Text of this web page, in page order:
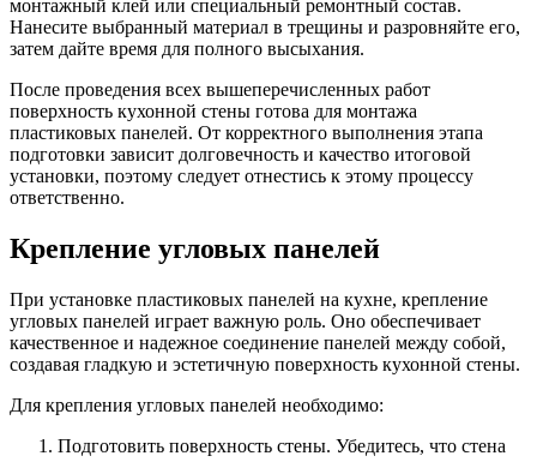
монтажный клей или специальный ремонтный состав.
Нанесите выбранный материал в трещины и разровняйте его,
затем дайте время для полного высыхания.
После проведения всех вышеперечисленных работ
поверхность кухонной стены готова для монтажа
пластиковых панелей. От корректного выполнения этапа
подготовки зависит долговечность и качество итоговой
установки, поэтому следует отнестись к этому процессу
ответственно.
Крепление угловых панелей
При установке пластиковых панелей на кухне, крепление
угловых панелей играет важную роль. Оно обеспечивает
качественное и надежное соединение панелей между собой,
создавая гладкую и эстетичную поверхность кухонной стены.
Для крепления угловых панелей необходимо:
Подготовить поверхность стены. Убедитесь, что стена